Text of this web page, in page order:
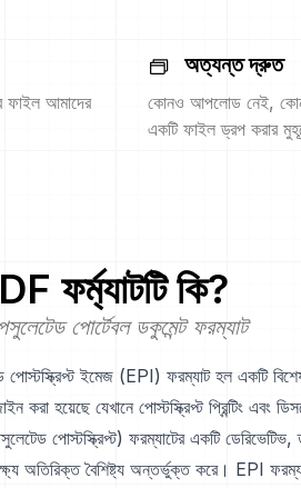
ফাইল আমাদের
অত্যন্ত দ্রুত
কোনও আপলোড নেই,
একটি ফাইল ড্রপ করার
ফর্ম্যাটটি কি?
পোর্টেবল ডকুমেন্ট ফরম্যাট
পোস্টস্ক্রিপ্ট ইমেজ (EPI) ফরম্যাট হল একটি
করা হয়েছে যেখানে পোস্টস্ক্রিপ্ট প্রিন্টিং
পোস্টস্ক্রিপ্ট) ফরম্যাটের একটি
অতিরিক্ত বৈশিষ্ট্য অন্তর্ভুক্ত করে। EPI